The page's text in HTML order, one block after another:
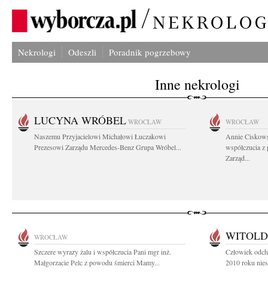
Nekrologi Odeszli Poradnik pogrzebowy
Inne nekrologi
LUCYNA WRÓBEL WROCŁAW
Naszemu Przyjacielowi Michałowi Łuczakowi
Prezesowi Zarządu Mercedes-Benz Grupa Wróbel...
WROCŁAW
Annie
współczucia
Zarząd...
WROCŁAW
Szczere wyrazy żalu i współczucia Pani mgr inż.
Małgorzacie Pelc z powodu śmierci Mamy...
Człowiek
2010 roku